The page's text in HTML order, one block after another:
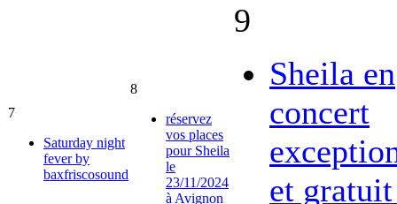
7
Saturday night
fever by
baxfriscosound
8
réservez
vos places
pour Sheila
le
23/11/2024
à Avignon
9
Sheila en
concert
et